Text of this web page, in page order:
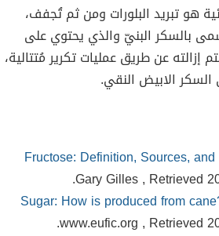
هو تبريد البلورات ومن ثم تُجفف،
بالسكر البنيّ والذي يحتوي على
إزالته عن طريق عمليات تكرير مُتتالية،
الابيض النقي.
Fructose: Definition, Sources,
Gary Gilles, Retrieved
Sugar: How is produced from
www.eufic.org , Retrieved